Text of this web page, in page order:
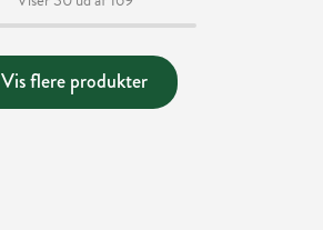
Vis flere produkter